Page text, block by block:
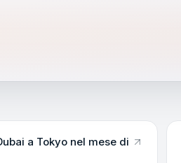
a Tokyo nel mese di